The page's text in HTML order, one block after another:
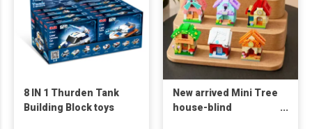
8 IN 1 Thurden Tank
Building Block toys
New arrived Mini Tree
house-blind